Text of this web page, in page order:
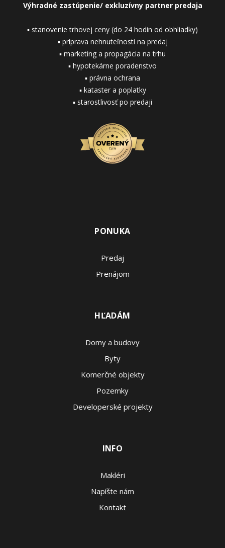
Výhradné zastúpenie/ exkluzívny partner predaja
▪ stanovenie trhovej ceny (do 24 hodin od obhliadky)
▪ príprava nehnuteľnosti na predaj
▪ marketing a propagácia na trhu
▪ hypotekárne poradenstvo
▪ právna ochrana
▪ kataster a poplatky
▪ starostlivosť po predaji
PONUKA
Predaj
Prenájom
HĽADÁM
Domy a budovy
Byty
Komerčné objekty
Pozemky
Developerské projekty
INFO
Makléri
Napíšte nám
Kontakt